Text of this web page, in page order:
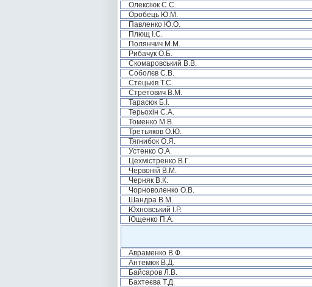
Олексіюк С.С.
Оробець Ю.М.
Павленко Ю.О.
Плющ І.С.
Полянчич М.М.
Рибачук О.Б.
Скомаровський В.В.
Соболєв С.В.
Стецьків Т.С.
Стретович В.М.
Тарасюк Б.І.
Терьохін С.А.
Томенко М.В.
Третьяков О.Ю.
Тягнибок О.Я.
Устенко О.А.
Цехмістренко В.Г.
Червоній В.М.
Черняк В.К.
Чорноволенко О.В.
Шандра В.М.
Юхновський І.Р.
Ющенко П.А.
Авраменко В.Ф.
Антемюк В.Д.
Байсаров Л.В.
Бахтеєва Т.Д.